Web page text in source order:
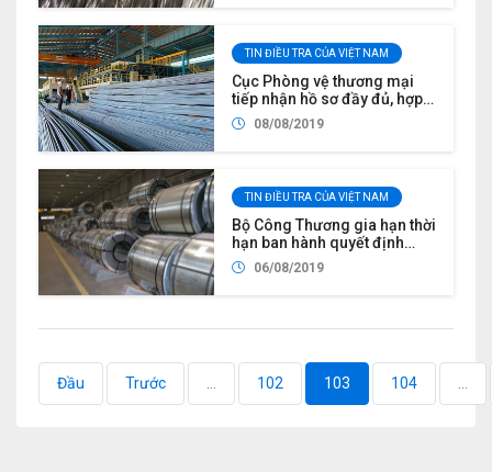
(AC01.SG04)
TIN ĐIỀU TRA CỦA VIỆT NAM
Cục Phòng vệ thương mại
tiếp nhận hồ sơ đầy đủ, hợp
lệ yêu cầu điều tra rà soát
cuối kỳ biện pháp tự vệ đối
(ER01.SG04)
08/08/2019
TIN ĐIỀU TRA CỦA VIỆT NAM
Bộ Công Thương gia hạn thời
hạn ban hành quyết định
điều tra áp dụng biện pháp
chống bán phá giá đối với
cuộn hoặc tấm có xuất xứ từ
Trung Hoa
06/08/2019
Đầu Trước 102 103 104